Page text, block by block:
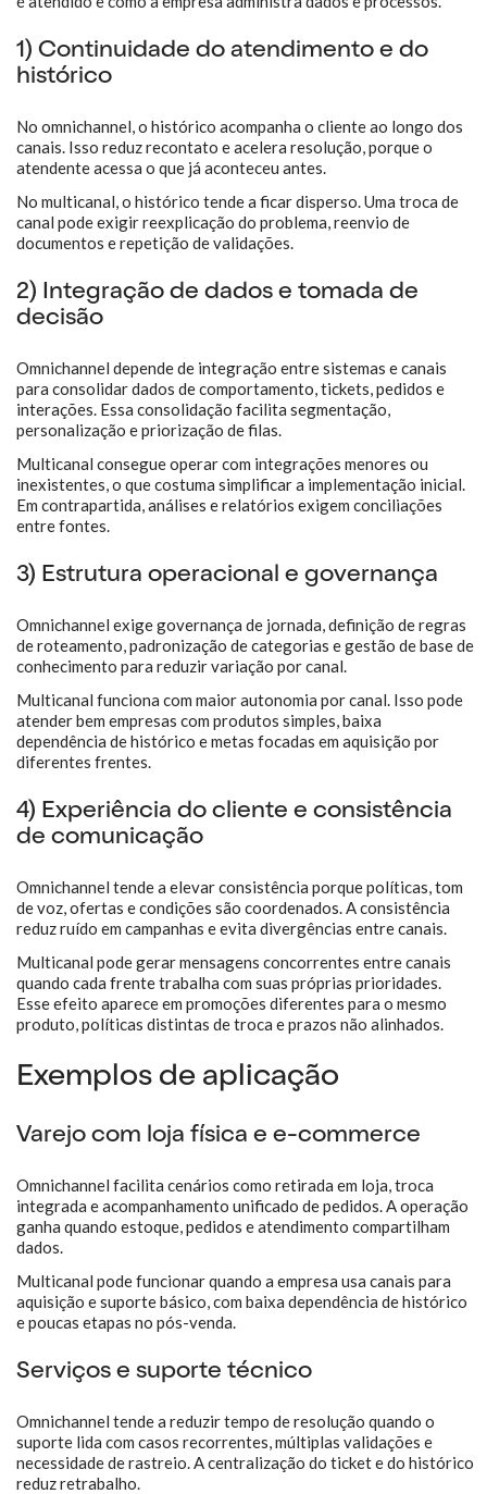
1) Continuidade do atendimento e do
histórico
No omnichannel, o histórico acompanha o cliente ao longo dos
canais. Isso reduz recontato e acelera resolução, porque o
atendente acessa o que já aconteceu antes.
No multicanal, o histórico tende a ficar disperso. Uma troca de
canal pode exigir reexplicação do problema, reenvio de
documentos e repetição de validações.
2) Integração de dados e tomada de
decisão
Omnichannel depende de integração entre sistemas e canais
para consolidar dados de comportamento, tickets, pedidos e
interações. Essa consolidação facilita segmentação,
personalização e priorização de filas.
Multicanal consegue operar com integrações menores ou
inexistentes, o que costuma simplificar a implementação inicial.
Em contrapartida, análises e relatórios exigem conciliações
entre fontes.
3) Estrutura operacional e governança
Omnichannel exige governança de jornada, definição de regras
de roteamento, padronização de categorias e gestão de base de
conhecimento para reduzir variação por canal.
Multicanal funciona com maior autonomia por canal. Isso pode
atender bem empresas com produtos simples, baixa
dependência de histórico e metas focadas em aquisição por
diferentes frentes.
4) Experiência do cliente e consistência
de comunicação
Omnichannel tende a elevar consistência porque políticas, tom
de voz, ofertas e condições são coordenados. A consistência
reduz ruído em campanhas e evita divergências entre canais.
Multicanal pode gerar mensagens concorrentes entre canais
quando cada frente trabalha com suas próprias prioridades.
Esse efeito aparece em promoções diferentes para o mesmo
produto, políticas distintas de troca e prazos não alinhados.
Exemplos de aplicação
Varejo com loja física e e-commerce
Omnichannel facilita cenários como retirada em loja, troca
integrada e acompanhamento unificado de pedidos. A operação
ganha quando estoque, pedidos e atendimento compartilham
dados.
Multicanal pode funcionar quando a empresa usa canais para
aquisição e suporte básico, com baixa dependência de histórico
e poucas etapas no pós-venda.
Serviços e suporte técnico
Omnichannel tende a reduzir tempo de resolução quando o
suporte lida com casos recorrentes, múltiplas validações e
necessidade de rastreio. A centralização do ticket e do histórico
reduz retrabalho.